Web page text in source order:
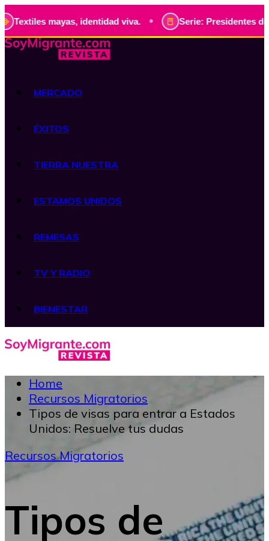
identidad viva. • Serie: Presidentes de Guatemala,
MERCADO
ÉXITOS
TIERRA NUESTRA
ESTAMOS UNIDOS
REMESAS
TV Y RADIO
BIENESTAR
Home
Recursos Migratorios
Tipos de visas para entrar a Estados
Unidos: Resuelve tus dudas
Recursos Migratorios
Tipos de